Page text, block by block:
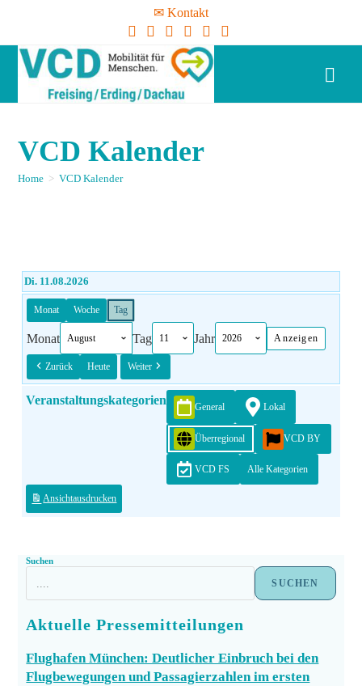
✉ Kontakt
VCD Kalender
Home > VCD Kalender
Di. 11.08.2026
Monat Woche Tag
Monat Tag Jahr
Zurück Heute Weiter
Veranstaltungskategorien General Lokal
Überregional VCD BY
VCD FS Alle Kategorien
Ansichtausdrucken
Suchen
SUCHEN
Aktuelle Pressemitteilungen
Flughafen München: Deutlicher Einbruch bei den
Flugbewegungen und Passagierzahlen im ersten